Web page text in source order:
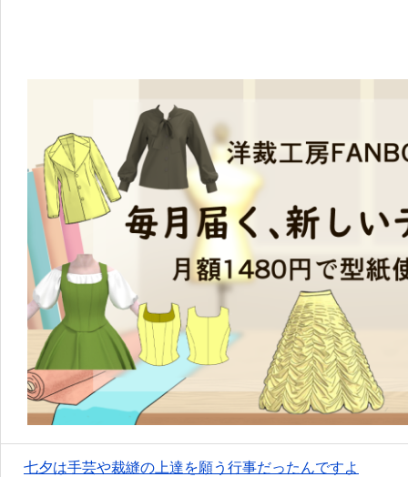
七夕は手芸や裁縫の上達を願う行事だったんですよ